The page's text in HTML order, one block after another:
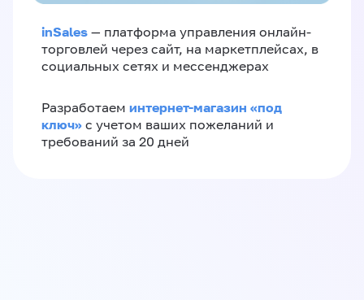
inSales — платформа управления онлайн-
торговлей через сайт, на маркетплейсах, в
социальных сетях и мессенджерах
Разработаем интернет-магазин «‎под
ключ»‎ с учетом ваших пожеланий и
требований за 20 дней